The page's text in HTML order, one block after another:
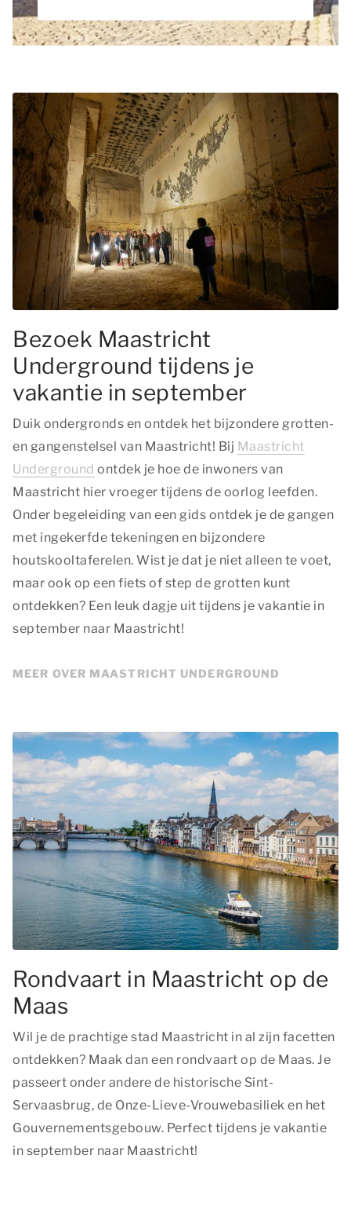
Bezoek Maastricht
Underground tijdens je
vakantie in september
Duik ondergronds en ontdek het bijzondere grotten-
en gangenstelsel van Maastricht! Bij Maastricht
Underground ontdek je hoe de inwoners van
Maastricht hier vroeger tijdens de oorlog leefden.
Onder begeleiding van een gids ontdek je de gangen
met ingekerfde tekeningen en bijzondere
houtskooltaferelen. Wist je dat je niet alleen te voet,
maar ook op een fiets of step de grotten kunt
ontdekken? Een leuk dagje uit tijdens je vakantie in
september naar Maastricht!
MEER OVER MAASTRICHT UNDERGROUND
Rondvaart in Maastricht op de
Maas
Wil je de prachtige stad Maastricht in al zijn facetten
ontdekken? Maak dan een rondvaart op de Maas. Je
passeert onder andere de historische Sint-
Servaasbrug, de Onze-Lieve-Vrouwebasiliek en het
Gouvernementsgebouw. Perfect tijdens je vakantie
in september naar Maastricht!